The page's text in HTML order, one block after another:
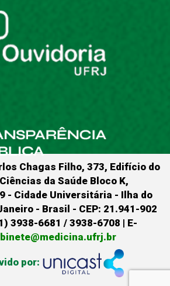
Chagas Filho, 373, Edifício do
da Saúde Bloco K,
- Cidade Universitária - Ilha do
- Brasil - CEP: 21.941-902
3938-6681 / 3938-6708 | E-
por: